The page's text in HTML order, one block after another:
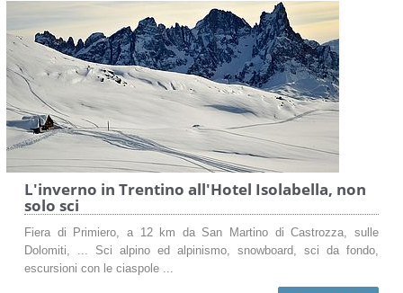
L'inverno in Trentino all'Hotel Isolabella, non
solo sci
Fiera di Primiero, a 12 km da San Martino di Castrozza, sulle
Dolomiti, ... Sci alpino ed alpinismo, snowboard, sci da fondo,
escursioni con le ciaspole ...